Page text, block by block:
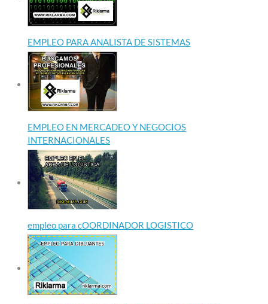
EMPLEO PARA ANALISTA DE SISTEMAS
EMPLEO EN MERCADEO Y NEGOCIOS
INTERNACIONALES
empleo para cOORDINADOR LOGISTICO